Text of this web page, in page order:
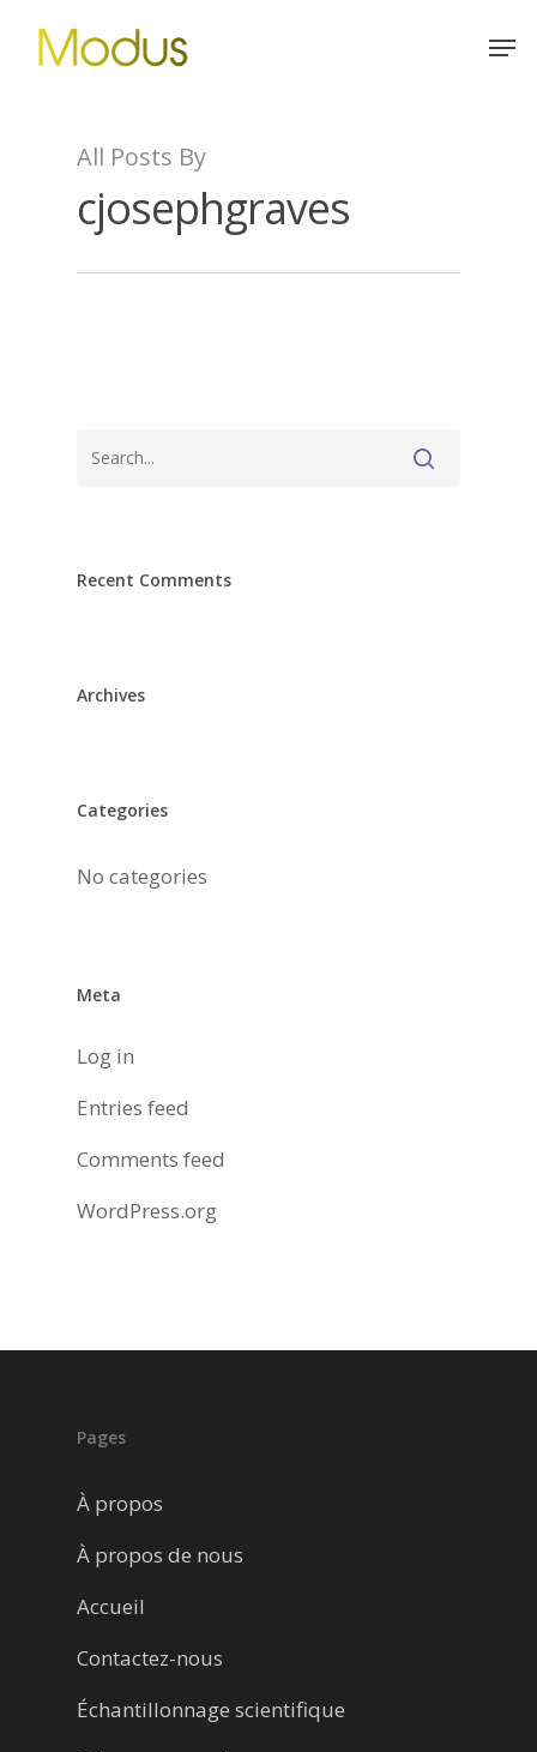
All Posts By
cjosephgraves
Recent Comments
Archives
Categories
No categories
Meta
Log in
Entries feed
Comments feed
WordPress.org
Pages
À propos
À propos de nous
Accueil
Contactez-nous
Échantillonnage scientifique